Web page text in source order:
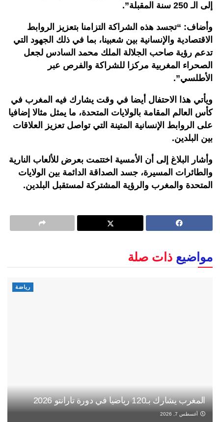
إلى الـ 250 سنة المقبلة”.
وأضاف: “تجسد هذه الشراكة التزامنا بتعزيز الروابط
الاقتصادية والإنسانية بين شعبينا، بما في ذلك الجهود التي
تدعم رؤية صاحب الجلالة الملك محمد السادس لجعل
الصحراء المغربية مركزا للشراكة والفرص عبر
الأطلسي”.
ويأتي هذا الاحتفال أيضا في وقت يشارك فيه المغرب في
كأس العالم المقامة بالولايات المتحدة، ما يمثل مثالا إضافيا
على الروابط الإنسانية المتينة التي تواصل تعزيز العلاقات
بين البلدين.
وأشار البلاغ إلى أن الأمسية اختتمت بعرض للألعاب النارية
والطائرات المسيرة، جسد الصداقة الدائمة بين الولايات
المتحدة والمغرب والرؤية المشتركة لمستقبل البلدين.
مواضيع ذات صلة
رياضة
المغرب يشارك بـ120 رياضيا في دورة تارانتو 2026
أغسطس 7, 2026